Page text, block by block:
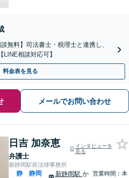
無料】司法書士・税理士と連携し、
相談対応可】
料金表を見る
メールでお問い合わせ
日吉 加奈恵
弁護士
インタビューを
見る
新静岡駅前法律事務所
静
静岡
新静岡駅 か 営業時間：本